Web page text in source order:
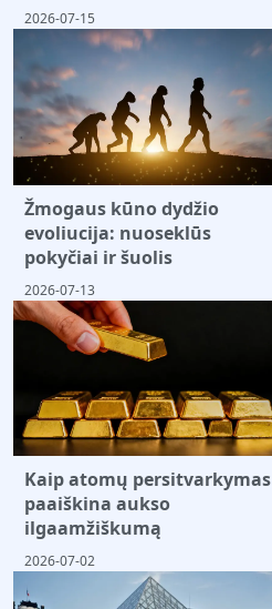
2026-07-15
Žmogaus kūno dydžio
evoliucija: nuoseklūs
pokyčiai ir šuolis
2026-07-13
Kaip atomų persitvarkymas
paaiškina aukso
ilgaamžiškumą
2026-07-02